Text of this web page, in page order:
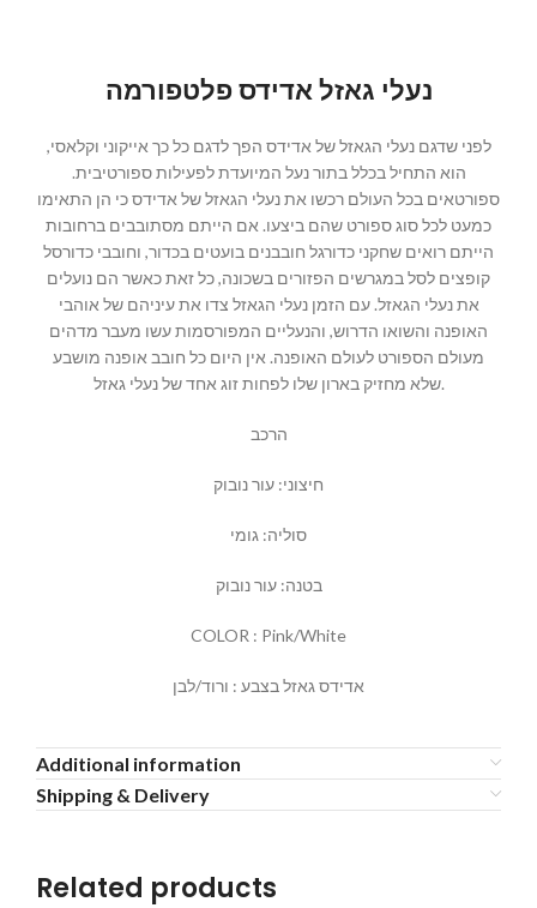
נעלי גאזל אדידס פלטפורמה
לפני שדגם נעלי הגאזל של אדידס הפך לדגם כל כך אייקוני וקלאסי,
הוא התחיל בכלל בתור נעל המיועדת לפעילות ספורטיבית.
ספורטאים בכל העולם רכשו את נעלי הגאזל של אדידס כי הן התאימו
כמעט לכל סוג ספורט שהם ביצעו. אם הייתם מסתובבים ברחובות
הייתם רואים שחקני כדורגל חובבנים בועטים בכדור, וחובבי כדורסל
קופצים לסל במגרשים הפזורים בשכונה, כל זאת כאשר הם נועלים
את נעלי הגאזל. עם הזמן נעלי הגאזל צדו את עיניהם של אוהבי
האופנה והשואו הדרוש, והנעליים המפורסמות עשו מעבר מדהים
מעולם הספורט לעולם האופנה. אין היום כל חובב אופנה מושבע
שלא מחזיק בארון שלו לפחות זוג אחד של נעלי גאזל.
הרכב
חיצוני: עור נובוק
סוליה: גומי
בטנה: עור נובוק
COLOR : Pink/White
אדידס גאזל בצבע : ורוד/לבן
Additional information
Shipping & Delivery
Related products